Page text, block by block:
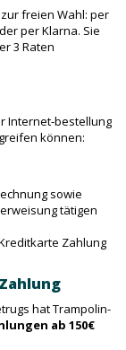
freien Wahl: per
per Klarna. Sie
3 Raten
Internet-bestellung
können:
sowie
tätigen
Zahlung
hat Trampolin-
ab 150€